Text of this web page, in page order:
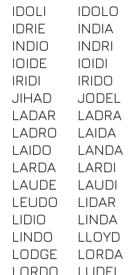
IDOLI
IDOLO
IDRIE
INDIA
INDIO
INDRI
IOIDE
IOIDI
IRIDI
IRIDO
JIHAD
JODEL
LADAR
LADRA
LADRO
LAIDA
LAIDO
LANDA
LARDA
LARDI
LAUDE
LAUDI
LEUDO
LIDAR
LIDIO
LINDA
LINDO
LLOYD
LODGE
LORDA
LORDO
LUDEI